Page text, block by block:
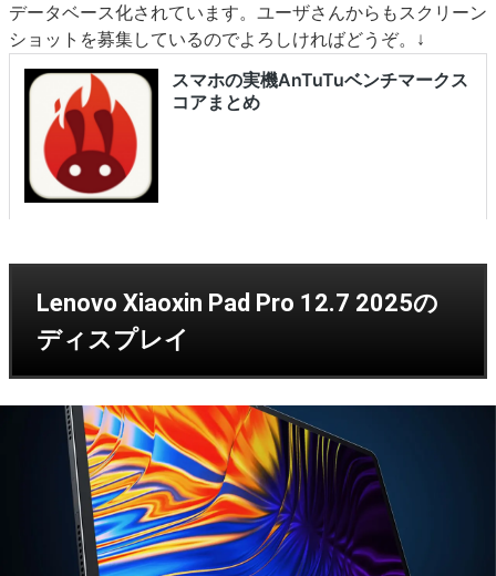
データベース化されています。ユーザさんからもスクリーン
ショットを募集しているのでよろしければどうぞ。↓
Lenovo Xiaoxin Pad Pro 12.7 2025の
ディスプレイ